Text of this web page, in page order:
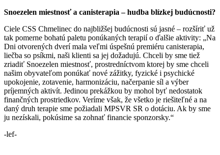
Snoezelen miestnosť a canisterapia – hudba blízkej budúcnosti?
Ciele CSS Chmelinec do najbližšej budúcnosti sú jasné – rozšíriť už
tak pomerne bohatú paletu ponúkaných terapií o ďalšie aktivity: „Na
Dni otvorených dverí mala veľmi úspešnú premiéru canisterapia,
liečba so psíkmi, naši klienti sa jej dožadujú. Chceli by sme tiež
zriadiť Snoezelen miestnosť, prostredníctvom ktorej by sme chceli
našim obyvateľom ponúkať nové zážitky, fyzické i psychické
upokojenie, zotavenie, harmonizáciu, načerpanie síl a výber
príjemných aktivít. Jedinou prekážkou by mohol byť nedostatok
finančných prostriedkov. Veríme však, že všetko je riešiteľné a na
daný druh terapie sme požiadali MPSVR SR o dotáciu. Ak by sme
ju nezískali, pokúsime sa zohnať financie sponzorsky.“
-lef-